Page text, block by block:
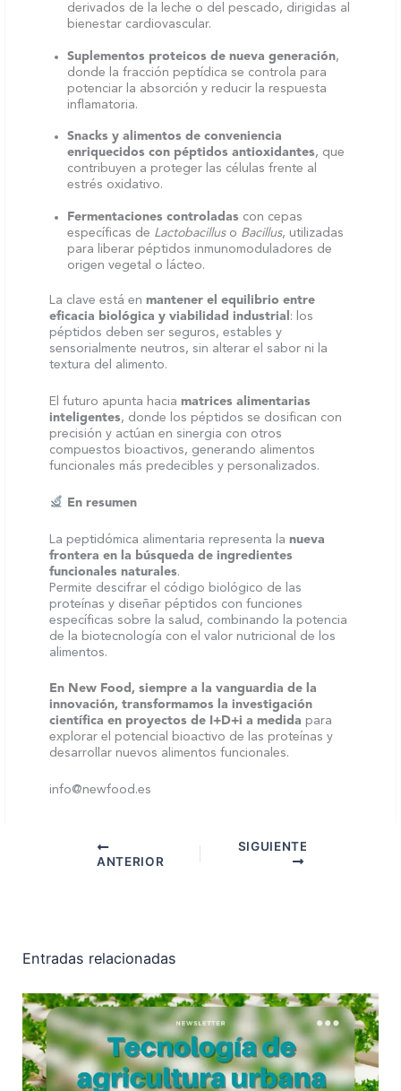
derivados de la leche o del pescado, dirigidas al
bienestar cardiovascular.
Suplementos proteicos de nueva generación,
donde la fracción peptídica se controla para
potenciar la absorción y reducir la respuesta
inflamatoria.
Snacks y alimentos de conveniencia
enriquecidos con péptidos antioxidantes, que
contribuyen a proteger las células frente al
estrés oxidativo.
Fermentaciones controladas con cepas
específicas de Lactobacilluso Bacillus, utilizadas
para liberar péptidos inmunomoduladores de
origen vegetal o lácteo.
La clave está enmantener el equilibrio entre
eficacia biológica y viabilidad industrial : los
péptidos deben ser seguros, estables y
sensorialmente neutros, sin alterar el sabor ni la
textura del alimento.
El futuro apunta haciamatrices alimentarias
inteligentes, donde los péptidos se dosifican con
precisión y actúan en sinergia con otros
compuestos bioactivos, generando alimentos
funcionales más predecibles y personalizados.
En resumen
La peptidómica alimentaria representa lanueva
frontera en la búsqueda de ingredientes
funcionales naturales.
Permite descifrar el código biológico de las
proteínas y diseñar péptidos con funciones
específicas sobre la salud, combinando la potencia
de la biotecnología con el valor nutricional de los
alimentos.
En New Food, siempre a la vanguardia de la
innovación, transformamos la investigación
científica en proyectos de I+D+i a medida para
explorar el potencial bioactivo de las proteínas y
desarrollar nuevos alimentos funcionales.
info@newfood.es
ANTERIOR
SIGUIENTE
Entradas relacionadas